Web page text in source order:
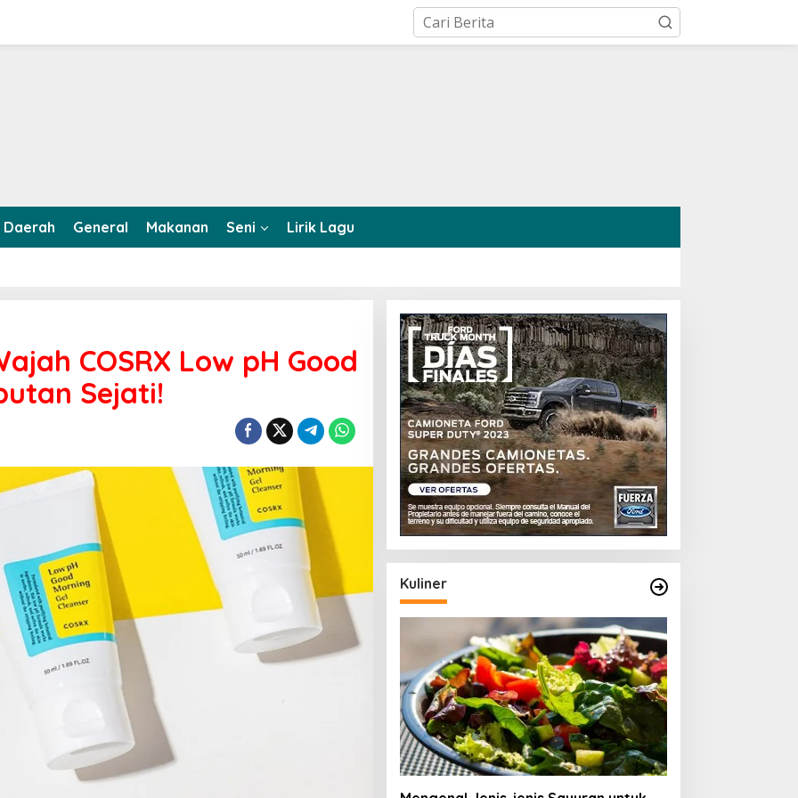
Daerah General Makanan Seni Lirik Lagu
COSRX Low pH Good
Sejati!
Kuliner